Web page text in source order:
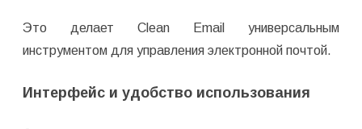
Это делает Clean Email универсальным
инструментом для управления электронной почтой.
Интерфейс и удобство использования